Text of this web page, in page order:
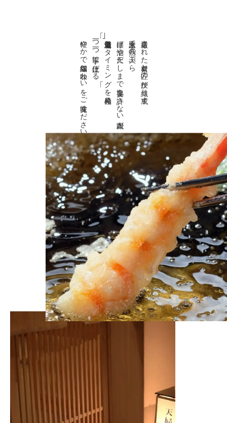
厳選された素材と匠の技が織り成す
出来立て熱々の天ぷら
揚げ油や天だしまで妥協を許さない職人が
最適なタイミング
を見極め
一つ一つ丁寧に仕上げる
軽やかで繊細な味わいをご賞味ください